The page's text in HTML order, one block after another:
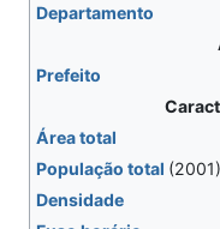
Departamento
Prefeito
Área total
População total (2001)
Densidade